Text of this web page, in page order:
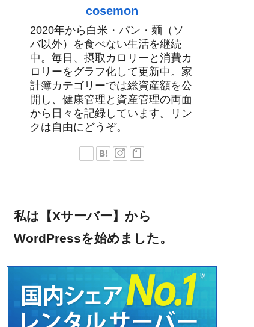
cosemon
2020年から白米・パン・麺（ソ
バ以外）を食べない生活を継続
中。毎日、摂取カロリーと消費カ
ロリーをグラフ化して更新中。家
計簿カテゴリーでは総資産額を公
開し、健康管理と資産管理の両面
から日々を記録しています。リン
クは自由にどうぞ。
私は【Xサーバー】から
WordPressを始めました。